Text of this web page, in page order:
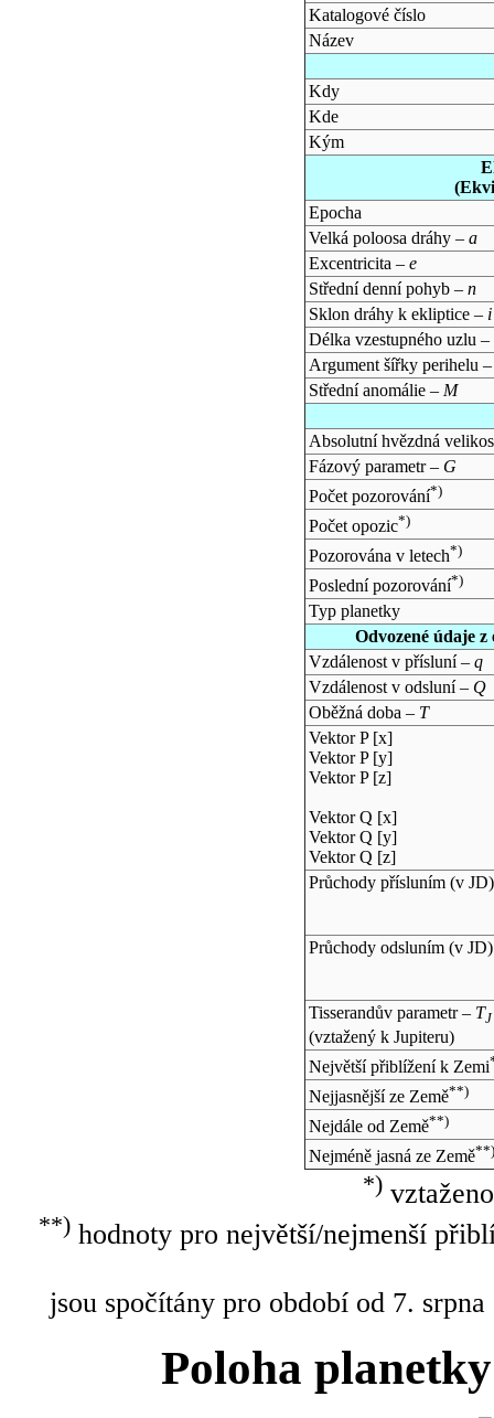
Katalogové číslo
Název
Kdy
Kde
Kým
Epocha
Velká poloosa dráhy – a
Excentricita – e
Střední denní pohyb – n
Sklon dráhy k ekliptice – i
Délka vzestupného uzlu –
Argument šířky perihelu
Střední anomálie – M
Absolutní hvězdná
Fázový parametr – G
Počet pozorování*)
Počet opozic*)
Pozorována v letech*)
Poslední pozorování*)
Typ planetky
Odvozené údaje
Vzdálenost v přísluní – q
Vzdálenost v odsluní – Q
Oběžná doba – T
Vektor P [x]
Vektor P [y]
Vektor P [z]
Vektor Q [x]
Vektor Q [y]
Vektor Q [z]
Průchody přísluním (v JD)
Průchody odsluním (v JD)
Tisserandův parametr – TJ
(vztažený k Jupiteru)
Největší přiblížení k Zemi
Nejjasnější ze Země**)
Nejdále od Země**)
Nejméně jasná ze Země**)
*)
**)hodnoty pro největší/nejmenší
jsou spočítány pro období od 7.
Poloha